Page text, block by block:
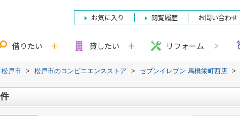
お気に入り 閲覧履歴 お問い合わせ
借りたい 貸したい リフォーム
松戸市 > 松戸市のコンビニエンスストア > セブンイレブン 馬橋栄町西店 >